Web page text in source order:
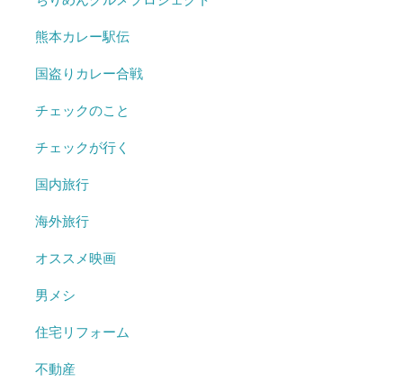
熊本カレー駅伝
国盗りカレー合戦
チェックのこと
チェックが行く
国内旅行
海外旅行
オススメ映画
男メシ
住宅リフォーム
不動産